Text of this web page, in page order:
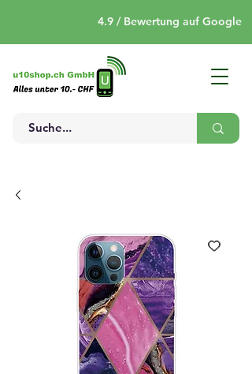
4.9 / Bewertung auf Google